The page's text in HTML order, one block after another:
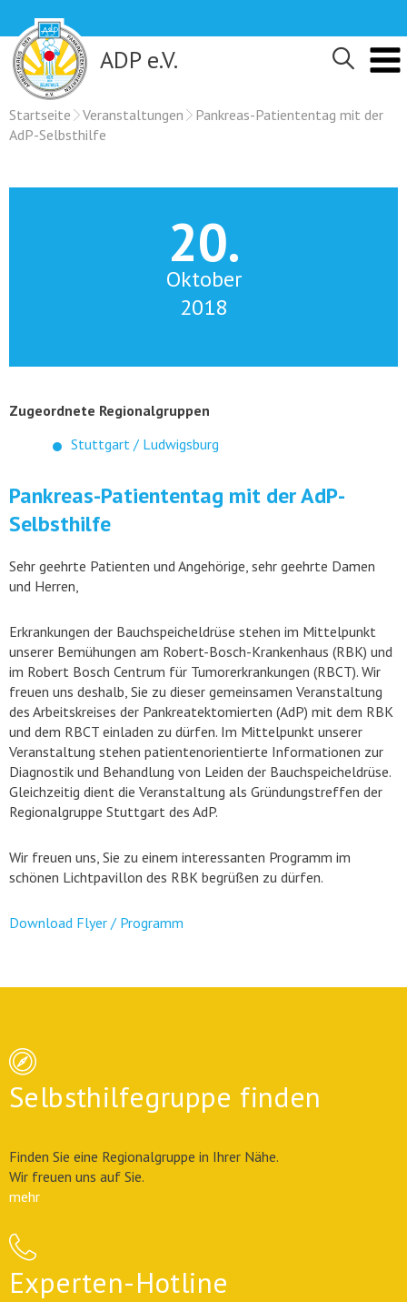
content
ADP e.V.
Startseite Veranstaltungen
Pankreas-Patiententag mit der
AdP-Selbsthilfe
20.
Oktober
2018
Zugeordnete Regionalgruppen
Stuttgart / Ludwigsburg
Pankreas-Patiententag mit der AdP-
Selbsthilfe
Sehr geehrte Patienten und Angehörige, sehr geehrte Damen
und Herren,
Erkrankungen der Bauchspeicheldrüse stehen im Mittelpunkt
unserer Bemühungen am Robert-Bosch-Krankenhaus (RBK) und
im Robert Bosch Centrum für Tumorerkrankungen (RBCT). Wir
freuen uns deshalb, Sie zu dieser gemeinsamen Veranstaltung
des Arbeitskreises der Pankreatektomierten (AdP) mit dem RBK
und dem RBCT einladen zu dürfen. Im Mittelpunkt unserer
Veranstaltung stehen patientenorientierte Informationen zur
Diagnostik und Behandlung von Leiden der Bauchspeicheldrüse.
Gleichzeitig dient die Veranstaltung als Gründungstreffen der
Regionalgruppe Stuttgart des AdP.
Wir freuen uns, Sie zu einem interessanten Programm im
schönen Lichtpavillon des RBK begrüßen zu dürfen.
Download Flyer / Programm
Selbsthilfegruppe finden
Finden Sie eine Regionalgruppe in Ihrer Nähe.
Wir freuen uns auf Sie.
mehr
Experten-Hotline